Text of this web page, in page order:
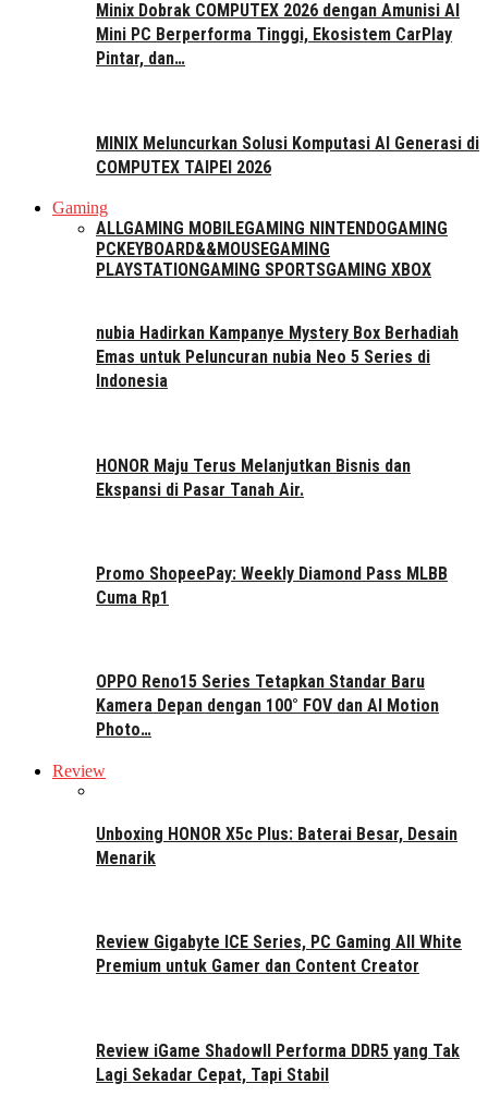
Minix Dobrak COMPUTEX 2026 dengan Amunisi AI
Mini PC Berperforma Tinggi, Ekosistem CarPlay
Pintar, dan…
MINIX Meluncurkan Solusi Komputasi AI Generasi di
COMPUTEX TAIPEI 2026
Gaming
ALLGAMING MOBILEGAMING NINTENDOGAMING
PC KEYBOARD&&MOUSEGAMING
PLAYSTATION GAMING SPORTSGAMING XBOX
nubia Hadirkan Kampanye Mystery Box Berhadiah
Emas untuk Peluncuran nubia Neo 5 Series di
Indonesia
HONOR Maju Terus Melanjutkan Bisnis dan
Ekspansi di Pasar Tanah Air.
Promo ShopeePay: Weekly Diamond Pass MLBB
Cuma Rp1
OPPO Reno15 Series Tetapkan Standar Baru
Kamera Depan dengan 100° FOV dan AI Motion
Photo…
Review
Unboxing HONOR X5c Plus: Baterai Besar, Desain
Menarik
Review Gigabyte ICE Series, PC Gaming All White
Premium untuk Gamer dan Content Creator
Review iGame ShadowII Performa DDR5 yang Tak
Lagi Sekadar Cepat, Tapi Stabil